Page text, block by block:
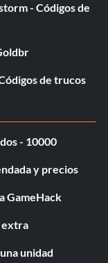
- Códigos de
de trucos
- 10000
y precios
GameHack
extra
unidad